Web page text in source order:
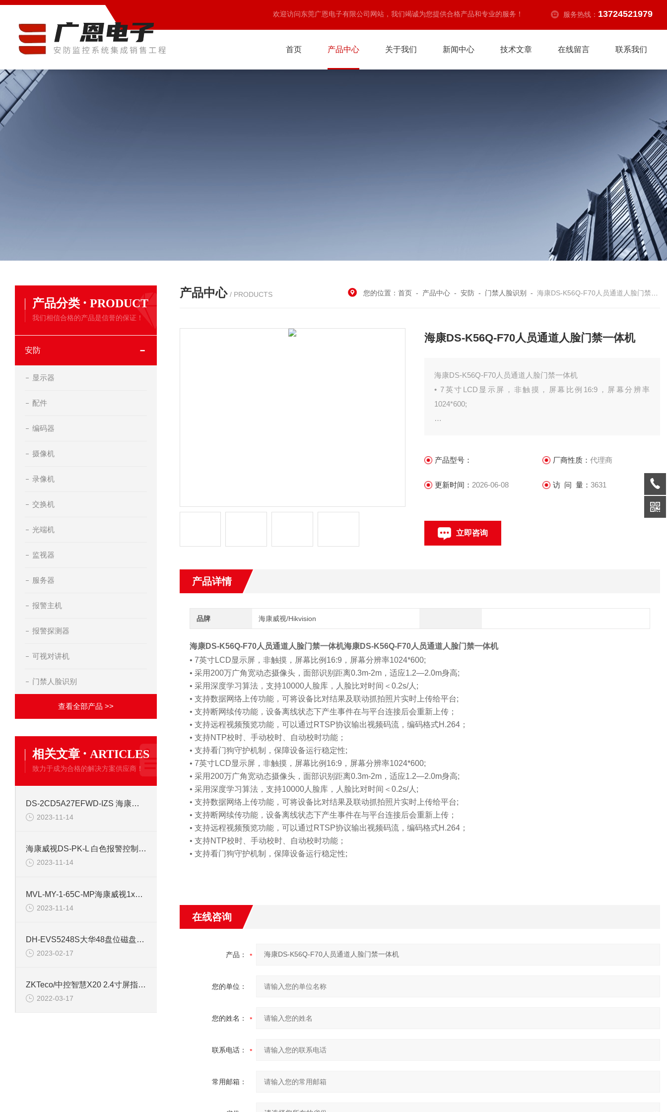
欢迎访问东莞广恩电子有限公司网站，我们竭诚为您提供合格产品和专业的服务！ 服务热线： 13724521979
首页 产品中心 关于我们 新闻中心 技术文章 在线留言 联系我们
产品分类 · PRODUCT
我们相信合格的产品是信誉的保证！
安防
显示器
配件
编码器
摄像机
录像机
交换机
光端机
监视器
服务器
报警主机
报警探测器
可视对讲机
门禁人脸识别
查看全部产品 >>
相关文章 · ARTICLES
致力于成为合格的解决方案供应商！
DS-2CD5A27EFWD-IZS 海康威视200万红外枪型摄像机
2023-11-14
海康威视DS-PK-L 白色报警控制键盘
2023-11-14
MVL-MY-1-65C-MP海康威视1x65mm 2/3远心镜头
2023-11-14
DH-EVS5248S大华48盘位磁盘阵列存储服务器
2023-02-17
ZKTeco/中控智慧X20 2.4寸屏指纹识别打卡机
2022-03-17
产品中心 / PRODUCTS 您的位置：首页 - 产品中心 -安防 - 门禁人脸识别 -海康DS-K56Q-F70人员通道人脸门禁一体机
海康DS-K56Q-F70人员通道人脸门禁一体机
海康DS-K56Q-F70人员通道人脸门禁一体机
• 7英寸LCD显示屏，非触摸，屏幕比例16:9，屏幕分辨率
1024*600;
• 采用深度学习算法，支持10000人脸库，人脸比对时间＜0.2s/人;
上传给平台;
产品型号： 厂商性质： 代理商
更新时间： 2026-06-08 访 问 量： 3631
立即咨询
产品详情
品牌 海康威视/Hikvision
海康DS-K56Q-F70人员通道人脸门禁一体机海康DS-K56Q-F70人员通道人脸门禁一体机
• 7英寸LCD显示屏，非触摸，屏幕比例16:9，屏幕分辨率1024*600;
• 采用200万广角宽动态摄像头，面部识别距离0.3m-2m，适应1.2—2.0m身高;
• 采用深度学习算法，支持10000人脸库，人脸比对时间＜0.2s/人;
• 支持数据网络上传功能，可将设备比对结果及联动抓拍照片实时上传给平台;
• 支持断网续传功能，设备离线状态下产生事件在与平台连接后会重新上传；
• 支持远程视频预览功能，可以通过RTSP协议输出视频码流，编码格式H.264；
• 支持NTP校时、手动校时、自动校时功能；
• 支持看门狗守护机制，保障设备运行稳定性;
• 7英寸LCD显示屏，非触摸，屏幕比例16:9，屏幕分辨率1024*600;
• 采用200万广角宽动态摄像头，面部识别距离0.3m-2m，适应1.2—2.0m身高;
• 采用深度学习算法，支持10000人脸库，人脸比对时间＜0.2s/人;
• 支持数据网络上传功能，可将设备比对结果及联动抓拍照片实时上传给平台;
• 支持断网续传功能，设备离线状态下产生事件在与平台连接后会重新上传；
• 支持远程视频预览功能，可以通过RTSP协议输出视频码流，编码格式H.264；
• 支持NTP校时、手动校时、自动校时功能；
• 支持看门狗守护机制，保障设备运行稳定性;
在线咨询
产品：
您的单位：
您的姓名：
联系电话：
常用邮箱：